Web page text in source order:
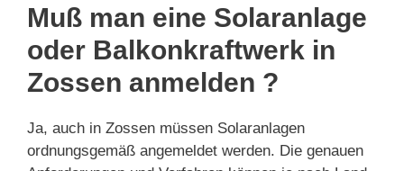
Muß man eine Solaranlage
oder Balkonkraftwerk in
Zossen anmelden ?
Ja, auch in Zossen müssen Solaranlagen
ordnungsgemäß angemeldet werden. Die genauen